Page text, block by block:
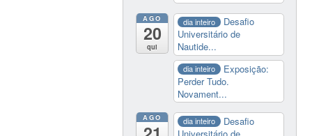
AGO
20
qui
dia inteiro
Desafio
Universitário de
Nautide...
dia inteiro
Exposição:
Perder Tudo.
Novament...
AGO dia inteiro
Desafio